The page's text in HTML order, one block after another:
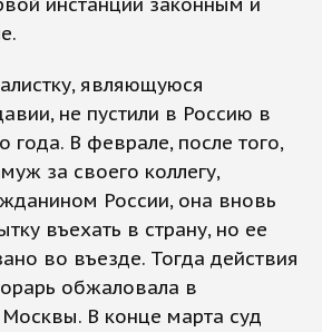
являющуюся
не пустили в Россию в
года. В феврале, после того,
за своего коллегу,
России, она вновь
въехать в страну, но ее
во въезде. Тогда действия
обжаловала в
В конце марта суд